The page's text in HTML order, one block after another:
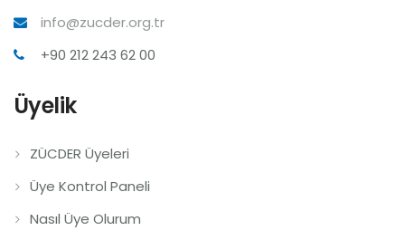
info@zucder.org.tr
+90 212 243 62 00
Üyelik
ZÜCDER Üyeleri
Üye Kontrol Paneli
Nasıl Üye Olurum